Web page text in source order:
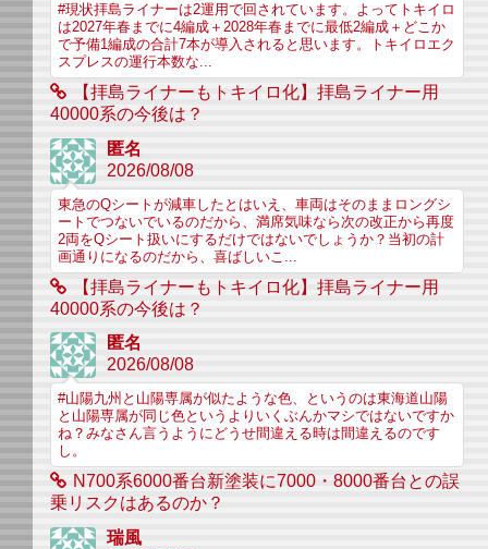
#現状拝島ライナーは2運用で回されています。よってトキイロ
は2027年春までに4編成＋2028年春までに最低2編成＋どこか
で予備1編成の合計7本が導入されると思います。トキイロエク
スプレスの運行本数な...
【拝島ライナーもトキイロ化】拝島ライナー用
40000系の今後は？
匿名
2026/08/08
東急のQシートが減車したとはいえ、車両はそのままロングシ
ートでつないでいるのだから、満席気味なら次の改正から再度
2両をQシート扱いにするだけではないでしょうか？当初の計
画通りになるのだから、喜ばしいこ...
【拝島ライナーもトキイロ化】拝島ライナー用
40000系の今後は？
匿名
2026/08/08
#山陽九州と山陽専属が似たような色、というのは東海道山陽
と山陽専属が同じ色というよりいくぶんかマシではないですか
ね？みなさん言うようにどうせ間違える時は間違えるのです
し。
N700系6000番台新塗装に7000・8000番台との誤
乗リスクはあるのか？
瑞風